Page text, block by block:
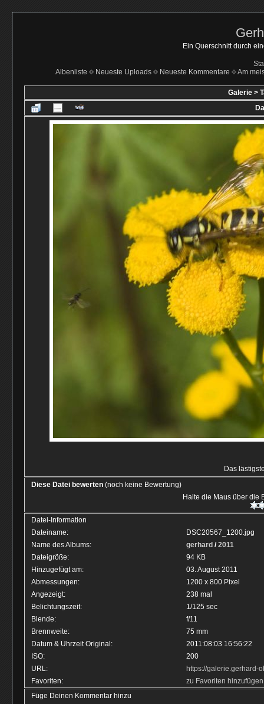
Ein Querschnitt durch
Albenliste
Neueste Uploads Neueste Kommentare Am
Galerie >
Das
Diese Datei bewerten (noch keine Bewertung)
Halte die Maus über die
Datei-Information
Dateiname:
DSC20567_1200.jpg
Name des Albums:
gerhard /2011
Dateigröße:
94 KB
Hinzugefügt am:
03. August 2011
Abmessungen:
1200 x 800 Pixel
Angezeigt:
238 mal
Belichtungszeit:
1/125 sec
Blende:
f/11
Brennweite:
75 mm
Datum & Uhrzeit Original:
2011:08:03 16:56:22
ISO:
200
URL:
https://galerie.gerhard-
Favoriten:
zu Favoriten hinzufügen
Füge Deinen Kommentar hinzu